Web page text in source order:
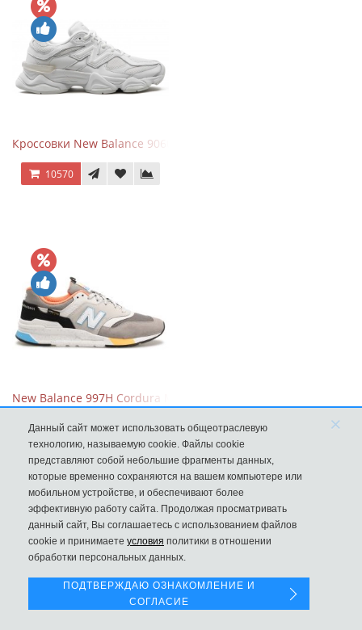
Кроссовки New Balance 9060 Triple White
10570
New Balance 997H Cordura Marblehead с желтой и голубой
8970
Данный сайт может использовать общеотраслевую
технологию, называемую cookie. Файлы cookie
представляют собой небольшие фрагменты данных,
которые временно сохраняются на вашем компьютере или
мобильном устройстве, и обеспечивают более
эффективную работу сайта. Продолжая просматривать
данный сайт, Вы соглашаетесь с использованием файлов
cookie и принимаете условия политики в отношении
обработки персональных данных.
×
ПОДТВЕРЖДАЮ ОЗНАКОМЛЕНИЕ И
СОГЛАСИЕ